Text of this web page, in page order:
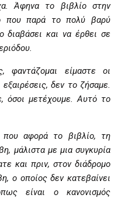
Άφηνα το βιβλίο στην
που παρά το πολύ βαρύ
διαβάσει και να έρθει σε
είμαστε οι
δεν το ζήσαμε.
όσοι μετέχουμε. Αυτό το
που αφορά το βιβλίο, τη
μάλιστα με μια συγκυρία
και πριν, στον διάδρομο
ο οποίος δεν κατεβαίνει
είναι ο κανονισμός